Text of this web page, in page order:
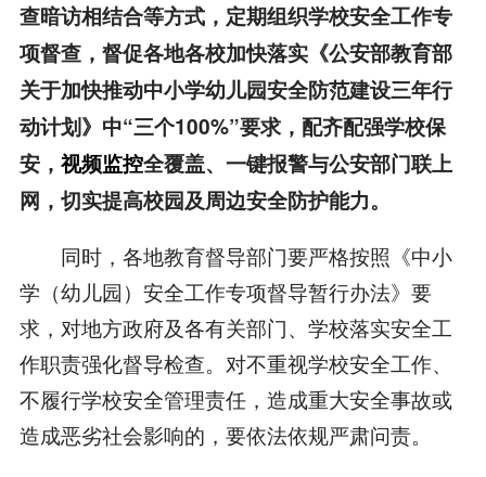
查暗访相结合等方式，定期组织学校安全工作专
项督查，督促各地各校加快落实《公安部教育部
关于加快推动中小学幼儿园安全防范建设三年行
动计划》中“三个100%”要求，配齐配强学校保
安， 视频监控全覆盖、一键报警与公安部门联上
网，切实提高校园及周边安全防护能力。
同时，各地教育督导部门要严格按照《中小
学（幼儿园）安全工作专项督导暂行办法》要
求，对地方政府及各有关部门、学校落实安全工
作职责强化督导检查。对不重视学校安全工作、
不履行学校安全管理责任，造成重大安全事故或
造成恶劣社会影响的，要依法依规严肃问责。